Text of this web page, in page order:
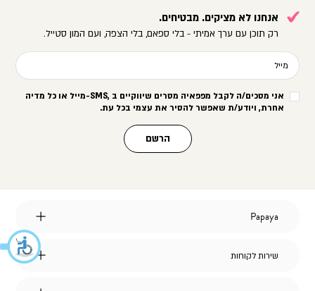
אנחנו לא מציקים. מבטיחים.
רק תוכן עם ערך אמיתי - בלי ספאם, בלי הצפה, ועם המון סטייל.
מייל
אני מסכים/ה לקבל מפפאיה מסרים שיווקיים ב -SMS,מייל או כל מדיה
אחרת, ויודע/ת שאפשר להסיר את עצמי בכל עת.
הרשם
Papaya
Papaya
הצהרת נגישות
שירות
שירות לקוחות